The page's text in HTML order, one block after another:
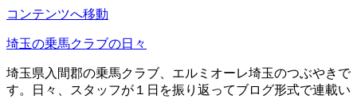
コンテンツへ移動
埼玉の乗馬クラブの日々
埼玉県入間郡の乗馬クラブ、エルミオーレ埼玉のつぶやきで
す。日々、スタッフが１日を振り返ってブログ形式で連載い